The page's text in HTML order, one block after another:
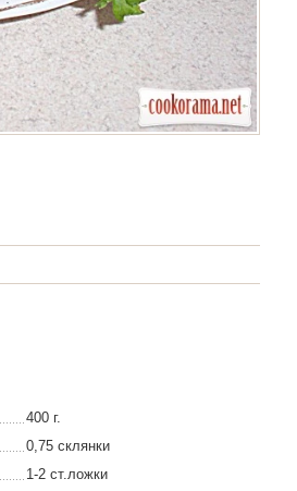
400 г.
0,75 склянки
1-2 ст.ложки